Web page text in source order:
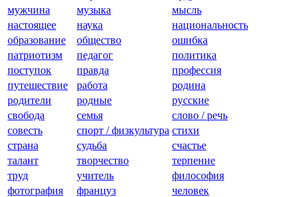
мужчина
музыка
мысль
настоящее
наука
национальность
образование
общество
ошибка
патриотизм
педагог
политика
поступок
правда
профессия
путешествие
работа
родина
родители
родные
русские
свобода
семья
слово / речь
совесть
спорт / физкультура стихи
страна
судьба
счастье
талант
творчество
терпение
труд
учитель
философия
фотография
француз
человек